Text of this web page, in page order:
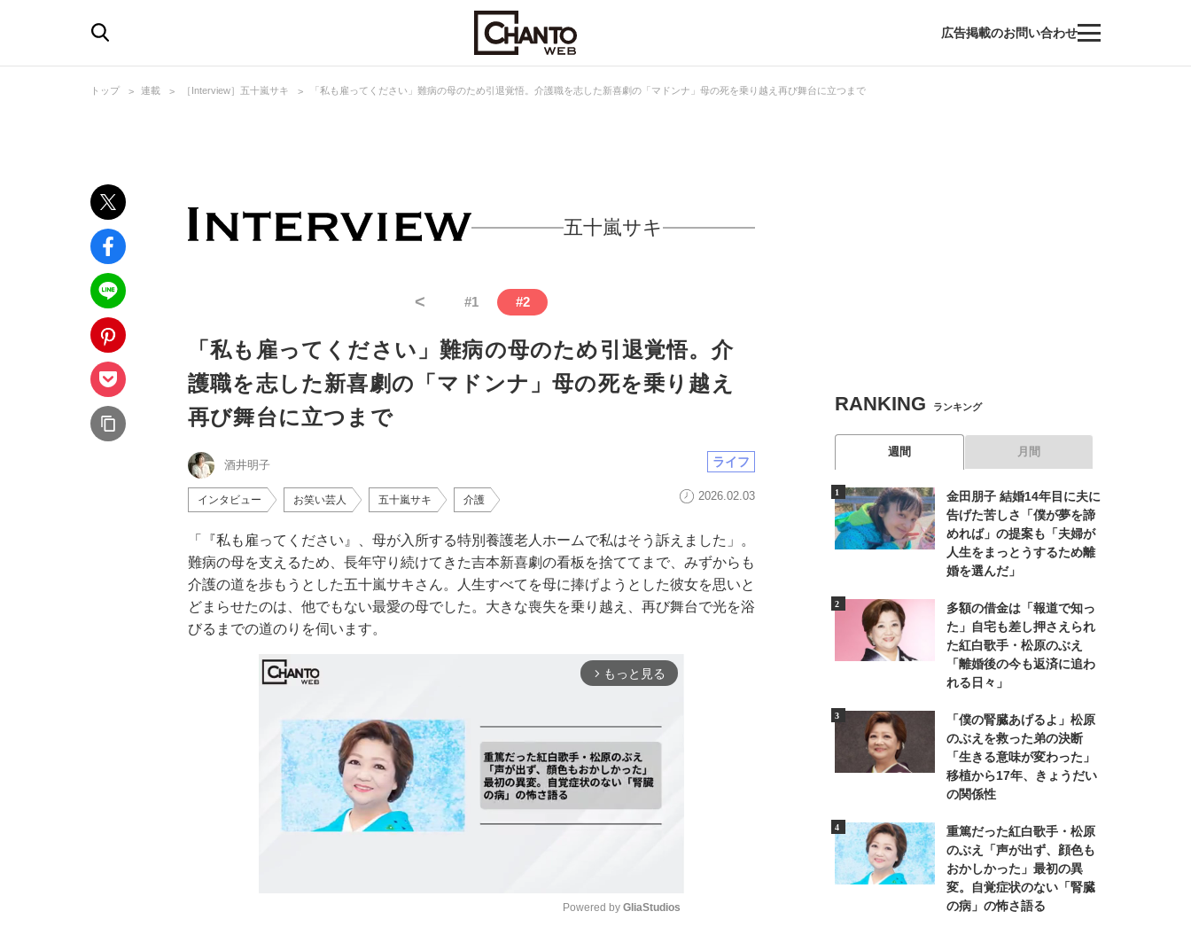
広告掲載のお問い合わせ
トップ 連載 ［Interview］五十嵐サキ 「私も雇ってください」難病の母のため引退覚悟。介護職を志した新喜劇の「マドンナ」母の死を乗り越え再び舞台に立つまで
五十嵐サキ
< #1 #2
「私も雇ってください」難病の母のため引退覚悟。介
護職を志した新喜劇の「マドンナ」母の死を乗り越え
再び舞台に立つまで
酒井明子 ライフ
インタビュー お笑い芸人 五十嵐サキ 介護 2026.02.03
「『私も雇ってください』、母が入所する特別養護老人ホームで私はそう訴えました」。
難病の母を支えるため、長年守り続けてきた吉本新喜劇の看板を捨ててまで、みずからも
介護の道を歩もうとした五十嵐サキさん。人生すべてを母に捧げようとした彼女を思いと
どまらせたのは、他でもない最愛の母でした。大きな喪失を乗り越え、再び舞台で光を浴
びるまでの道のりを伺います。
arrow_forward_ios もっと見る
Powered by GliaStudios
RANKING ランキング
週間 月間
金田朋子 結婚14年目に夫に
告げた苦しさ「僕が夢を諦
めれば」の提案も「夫婦が
人生をまっとうするため離
婚を選んだ」
多額の借金は「報道で知っ
た」自宅も差し押さえられ
た紅白歌手・松原のぶえ
「離婚後の今も返済に追わ
れる日々」
「僕の腎臓あげるよ」松原
のぶえを救った弟の決断
「生きる意味が変わった」
移植から17年、きょうだい
の関係性
重篤だった紅白歌手・松原
のぶえ「声が出ず、顔色も
おかしかった」最初の異
変。自覚症状のない「腎臓
の病」の怖さ語る